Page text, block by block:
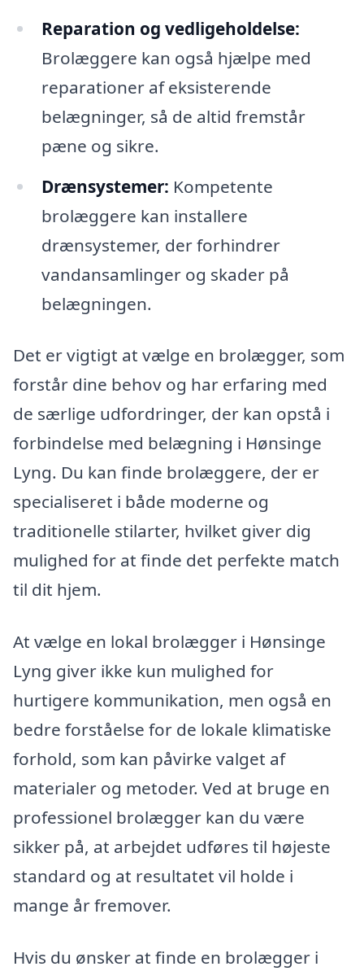
Reparation og vedligeholdelse:
Brolæggere kan også hjælpe med
reparationer af eksisterende
belægninger, så de altid fremstår
pæne og sikre.
Drænsystemer: Kompetente
brolæggere kan installere
drænsystemer, der forhindrer
vandansamlinger og skader på
belægningen.
Det er vigtigt at vælge en brolægger, som
forstår dine behov og har erfaring med
de særlige udfordringer, der kan opstå i
forbindelse med belægning i Hønsinge
Lyng. Du kan finde brolæggere, der er
specialiseret i både moderne og
traditionelle stilarter, hvilket giver dig
mulighed for at finde det perfekte match
til dit hjem.
At vælge en lokal brolægger i Hønsinge
Lyng giver ikke kun mulighed for
hurtigere kommunikation, men også en
bedre forståelse for de lokale klimatiske
forhold, som kan påvirke valget af
materialer og metoder. Ved at bruge en
professionel brolægger kan du være
sikker på, at arbejdet udføres til højeste
standard og at resultatet vil holde i
mange år fremover.
Hvis du ønsker at finde en brolægger i